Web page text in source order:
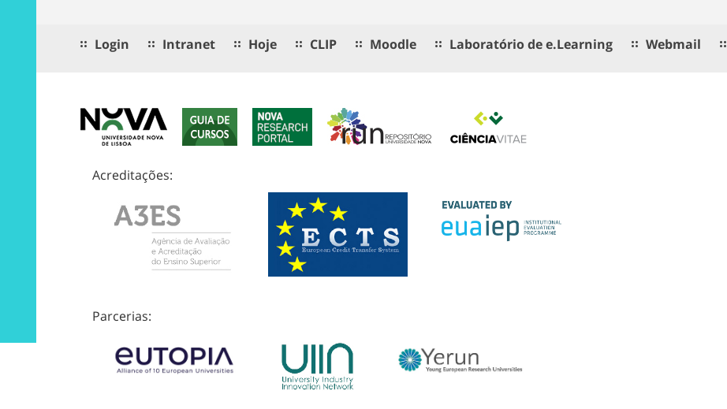
Login Intranet Hoje CLIP Moodle Laboratório de e.Learning Webmail
Acreditações:
Parcerias: